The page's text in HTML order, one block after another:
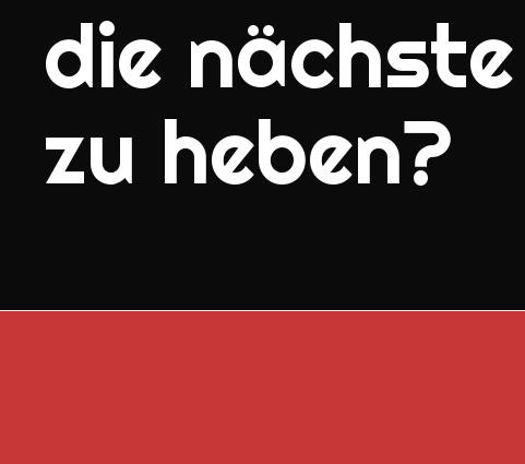
die
zu heben?